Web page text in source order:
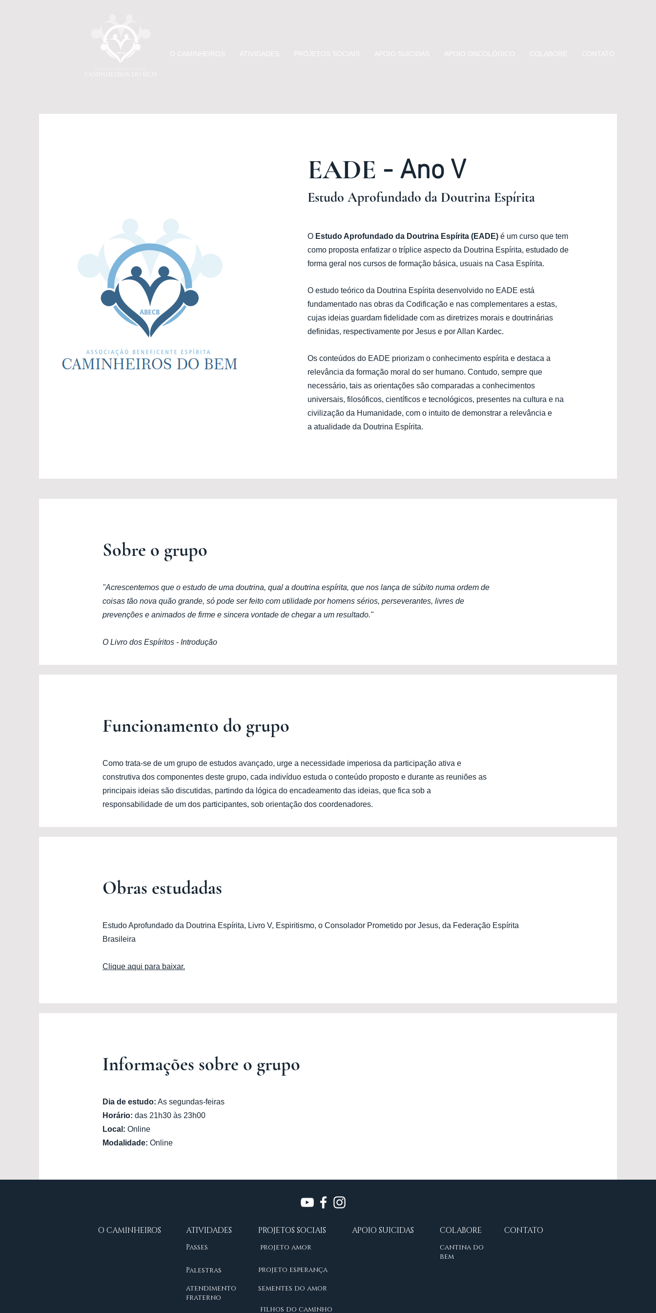
O CAMINHEIROS ATIVIDADES PROJETOS SOCIAIS APOIO SUICIDAS APOIO ONCOLÓGICO COLABORE CONTATO
EADE - Ano V
Estudo Aprofundado da Doutrina Espírita
O Estudo Aprofundado da Doutrina Espírita (EADE)é um curso que tem
como proposta enfatizar o tríplice aspecto da Doutrina Espírita, estudado de
forma geral nos cursos de formação básica, usuais na Casa Espírita.
O estudo teórico da Doutrina Espírita desenvolvido no EADE está
fundamentado nas obras da Codificação e nas complementares a estas,
cujas ideias guardam fidelidade com as diretrizes morais e doutrinárias
definidas, respectivamente por Jesus e por Allan Kardec.
Os conteúdos do EADE priorizam o conhecimento espírita e destaca a
relevância da formação moral do ser humano. Contudo, sempre que
necessário, tais as orientações são comparadas a conhecimentos
universais, filosóficos, científicos e tecnológicos, presentes na cultura e na
civilização da Humanidade, com o intuito de demonstrar a relevância e
a atualidade da Doutrina Espírita.
Sobre o grupo
"Acrescentemos que o estudo de uma doutrina, qual a doutrina espírita, que nos lança de súbito numa ordem de
coisas tão nova quão grande, só pode ser feito com utilidade por homens sérios, perseverantes, livres de
prevenções e animados de firme e sincera vontade de chegar a um resultado."
O Livro dos Espíritos - Introdução
Funcionamento do grupo
Como trata-se de um grupo de estudos avançado, urge a necessidade imperiosa da participação ativa e
construtiva dos componentes deste grupo, cada indivíduo estuda o conteúdo proposto e durante as reuniões as
principais ideias são discutidas, partindo da lógica do encadeamento das ideias, que fica sob a
responsabilidade de um dos participantes, sob orientação dos coordenadores.
Obras estudadas
Estudo Aprofundado da Doutrina Espírita, Livro V, Espiritismo, o Consolador Prometido por Jesus, da Federação Espírita
Brasileira
Clique aqui para baixar.
Informações sobre o grupo
Dia de estudo: As segundas-feiras
Horário: das 21h30 às 23h00
Local: Online
Modalidade: Online
O CAMINHEIROS ATIVIDADES
Passes
Palestras
atendimento
fraterno
PROJETOS SOCIAIS
projeto amor
APOIO SUICIDAS COLABORE CONTATO
cantina do
bem
projeto esperança
sementes do amor
filhos do caminho